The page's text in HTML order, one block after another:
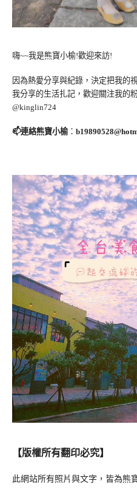
嗨~~我是熊寶小榆!歡迎來訪!
因為熱愛分享與紀錄，決定把我的
我分享的生活扎記，歡迎關注我的
@kinglin724
📫連絡熊寶小榆：
【版權所有翻印必究】
此網站所有照片與文字，皆為熊